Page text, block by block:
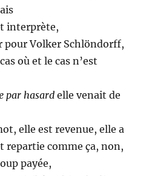
interprète,
pour Volker Schlöndorff,
où et le cas n’est
par hasard elle venait de
elle est revenue, elle a
repartie comme ça, non,
payée,